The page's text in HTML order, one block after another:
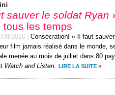
sauver le soldat Ryan
tous les temps
08/2026
Consécration! « Il faut
film jamais réalisé dans le monde,
menée au mois de juillet dans 80
Watch and Listen. LIRE LA SUITE »